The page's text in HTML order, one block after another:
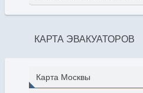
КАРТА ЭВАКУАТОРОВ
Карта Москвы